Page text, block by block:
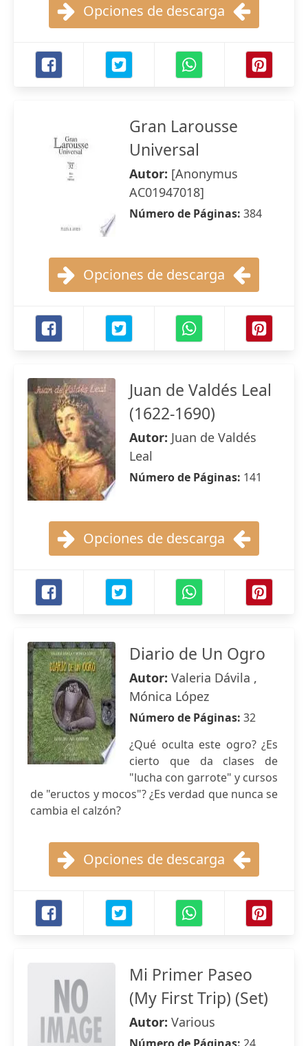
Opciones de descarga
Gran Larousse
Universal
Autor: [Anonymus
AC01947018]
Número de Páginas: 384
Opciones de descarga
Juan de Valdés Leal
(1622-1690)
Autor: Juan de Valdés
Leal
Número de Páginas: 141
Opciones de descarga
Diario de Un Ogro
Autor: Valeria Dávila ,
Mónica López
Número de Páginas: 32
¿Qué oculta este ogro? ¿Es
cierto que da clases de
"lucha con garrote" y cursos
de "eructos y mocos"? ¿Es verdad que nunca se
cambia el calzón?
Opciones de descarga
Mi Primer Paseo
(My First Trip) (Set)
Autor: Various